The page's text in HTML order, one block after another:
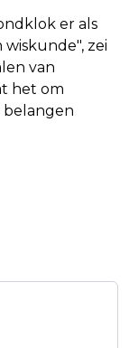
er als
zei
van
het om
belangen